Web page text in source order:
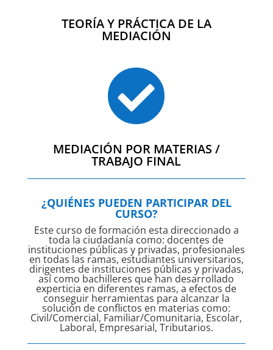
TEORÍA Y PRÁCTICA DE LA
MEDIACIÓN

MEDIACIÓN POR MATERIAS /
TRABAJO FINAL
¿QUIÉNES PUEDEN PARTICIPAR DEL
CURSO?
Este curso de formación esta direccionado a
toda la ciudadanía como: docentes de
instituciones públicas y privadas, profesionales
en todas las ramas, estudiantes universitarios,
dirigentes de instituciones públicas y privadas,
así como bachilleres que han desarrollado
experticia en diferentes ramas, a efectos de
conseguir herramientas para alcanzar la
solución de conflictos en materias como:
Civil/Comercial, Familiar/Comunitaria, Escolar,
Laboral, Empresarial, Tributarios.